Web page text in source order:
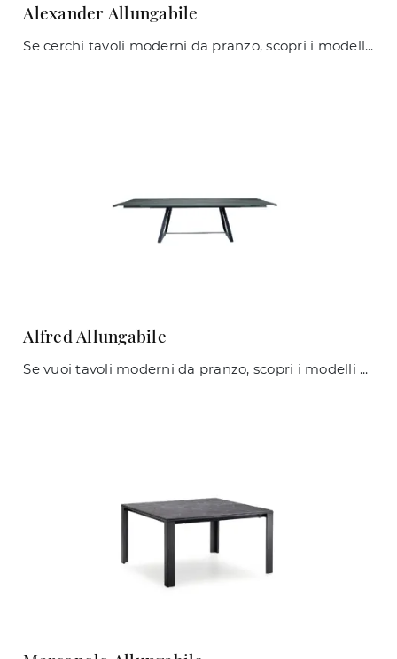
Alexander Allungabile
Se cerchi tavoli moderni da pranzo, scopri i modelli allungabili di Midj: clicca e scopri il modello Alexander Allungabile in ceramica.
Alfred Allungabile
Se vuoi tavoli moderni da pranzo, scopri i modelli allungabili di Midj: clicca e scopri il modello Alfred Allungabile in ceramica.